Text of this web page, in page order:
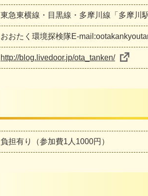
東急東横線・目黒線・多摩川線「多摩川
おおたく環境探検隊E-
http://blog.livedoor.jp/ota_tanken/
負担有り（参加費1人1000円）